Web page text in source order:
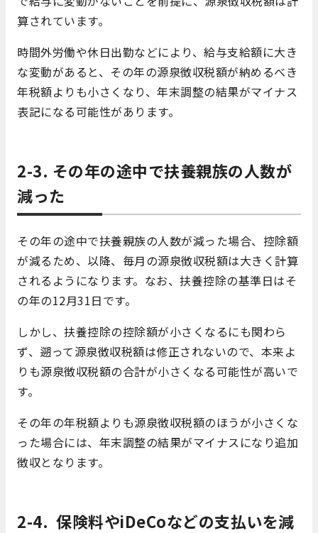
算されています。
時間外労働や休日出勤などにより、給与支給額に大き
な変動があると、その年の源泉徴収税額が納めるべき
年税額よりも小さくなり、年末調整の結果がマイナス
表記になる可能性があります。
2-3. その年の途中で扶養親族の人数が
減った
その年の途中で扶養親族の人数が減った場合、控除額
が減るため、以降、毎月の源泉徴収税額は大きく計算
されるようになります。なお、扶養控除の基準日はそ
の年の12月31日です。
しかし、扶養控除の控除額が小さくなるにも関わら
ず、遡って源泉徴収税額は修正されないので、本来よ
りも源泉徴収税額の合計が小さくなる可能性が高いで
す。
その年の年税額よりも源泉徴収税額のほうが小さくな
った場合には、年末調整の結果がマイナスになり追加
徴収となります。
2-4. 保険料やiDeCoなどの支払いを減